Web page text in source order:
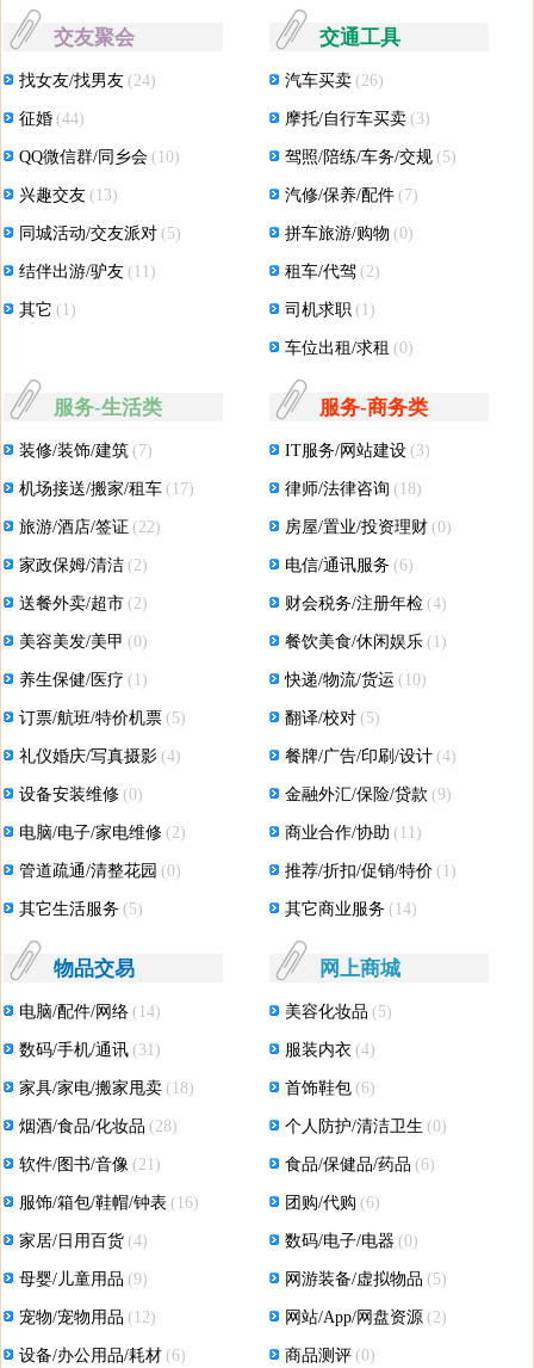
交友聚会
找女友/找男友 (24)
征婚 (44)
QQ微信群/同乡会 (10)
兴趣交友 (13)
同城活动/交友派对 (5)
结伴出游/驴友 (11)
其它 (1)
交通工具
汽车买卖 (26)
摩托/自行车买卖 (3)
驾照/陪练/车务/交规 (5)
汽修/保养/配件 (7)
拼车旅游/购物 (0)
租车/代驾 (2)
司机求职 (1)
车位出租/求租 (0)
服务-生活类
装修/装饰/建筑 (7)
机场接送/搬家/租车 (17)
旅游/酒店/签证 (22)
家政保姆/清洁 (2)
送餐外卖/超市 (2)
美容美发/美甲 (0)
养生保健/医疗 (1)
订票/航班/特价机票 (5)
礼仪婚庆/写真摄影 (4)
设备安装维修 (0)
电脑/电子/家电维修 (2)
管道疏通/清整花园 (0)
其它生活服务 (5)
服务-商务类
IT服务/网站建设 (3)
律师/法律咨询 (18)
房屋/置业/投资理财 (0)
电信/通讯服务 (6)
财会税务/注册年检 (4)
餐饮美食/休闲娱乐 (1)
快递/物流/货运 (10)
翻译/校对 (5)
餐牌/广告/印刷/设计 (4)
金融外汇/保险/贷款 (9)
商业合作/协助 (11)
推荐/折扣/促销/特价 (1)
其它商业服务 (14)
物品交易
电脑/配件/网络 (14)
数码/手机/通讯 (31)
家具/家电/搬家甩卖 (18)
烟酒/食品/化妆品 (28)
软件/图书/音像 (21)
服饰/箱包/鞋帽/钟表 (16)
家居/日用百货 (4)
母婴/儿童用品 (9)
宠物/宠物用品 (12)
设备/办公用品/耗材 (6)
网上商城
美容化妆品 (5)
服装内衣 (4)
首饰鞋包 (6)
个人防护/清洁卫生 (0)
食品/保健品/药品 (6)
团购/代购 (6)
数码/电子/电器 (0)
网游装备/虚拟物品 (5)
网站/App/网盘资源 (2)
商品测评 (0)